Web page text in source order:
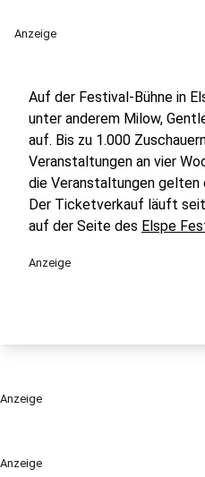
Anzeige
Anzeige
Auf der Festival-Bühne in
unter anderem Milow,
auf. Bis zu 1.000
Veranstaltungen an vier
die Veranstaltungen gelten
Der Ticketverkauf läuft
auf der Seite des Elspe
Anzeige
Anzeige